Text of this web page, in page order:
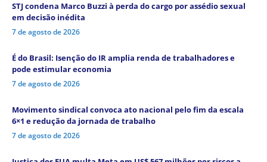
STJ condena Marco Buzzi à perda do cargo por assédio sexual
em decisão inédita
7 de agosto de 2026
É do Brasil: Isenção do IR amplia renda de trabalhadores e
pode estimular economia
7 de agosto de 2026
Movimento sindical convoca ato nacional pelo fim da escala
6×1 e redução da jornada de trabalho
7 de agosto de 2026